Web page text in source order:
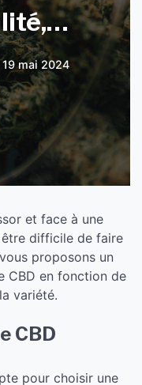
et
19 mai 2024
et face à une
difficile de faire
proposons un
CBD en fonction de
variété.
CBD
pour choisir une